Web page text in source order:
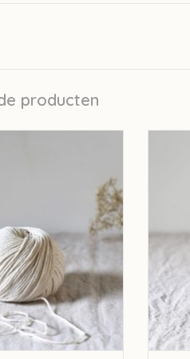
producten